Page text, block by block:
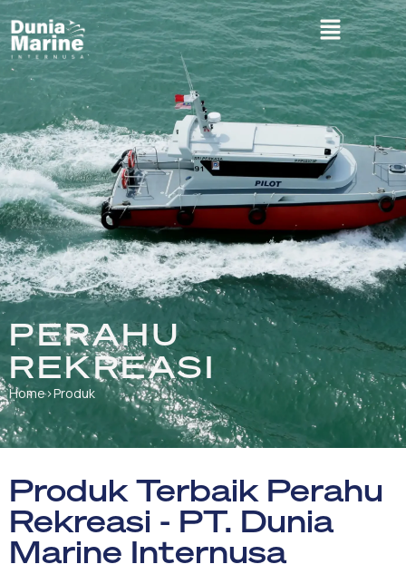
PERAHU
REKREASI
Home›Produk
Produk Terbaik Perahu
Rekreasi - PT. Dunia
Marine Internusa